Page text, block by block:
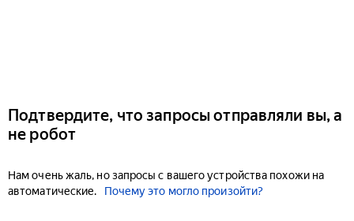
Подтвердите, что запросы отправляли вы, а
не робот
Нам очень жаль, но запросы с вашего устройства похожи на
автоматические.
Почему это могло произойти?